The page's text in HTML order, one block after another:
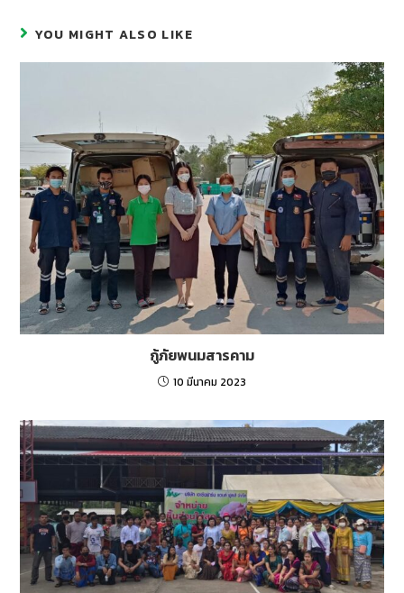
YOU MIGHT ALSO LIKE
กู้ภัยพนมสารคาม
10 มีนาคม 2023